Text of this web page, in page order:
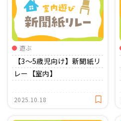
遊ぶ
【3〜5歳児向け】新聞紙リ
レー【室内】
2025.10.18